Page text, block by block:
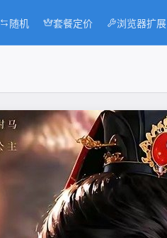
随机 套餐定价 浏览器扩展